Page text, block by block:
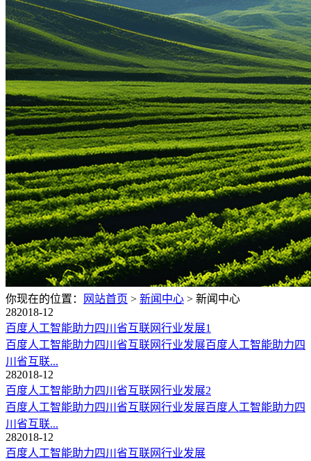
你现在的位置： 网站首页 > 新闻中心 > 新闻中心
282018-12
百度人工智能助力四川省互联网行业发展1
百度人工智能助力四川省互联网行业发展百度人工智能助力四
川省互联...
282018-12
百度人工智能助力四川省互联网行业发展2
百度人工智能助力四川省互联网行业发展百度人工智能助力四
川省互联...
282018-12
百度人工智能助力四川省互联网行业发展